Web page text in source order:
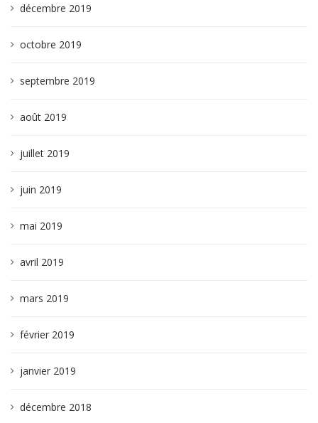
décembre 2019
octobre 2019
septembre 2019
août 2019
juillet 2019
juin 2019
mai 2019
avril 2019
mars 2019
février 2019
janvier 2019
décembre 2018